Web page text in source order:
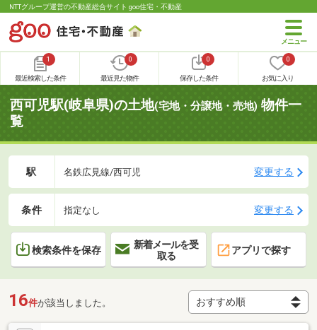
NTTグループ運営の不動産総合サイト goo住宅・不動産
1
最近検索した条件
0
最近見た物件
0
保存した条件
0
お気に入り
西可児駅(岐阜県)の土地(宅地・分譲地・売地) 物件一
覧
駅 名鉄広見線/西可児 変更する
条件 指定なし 変更する
検索条件を保存
新着メールを受
取る
アプリで探す
16件が該当しました。